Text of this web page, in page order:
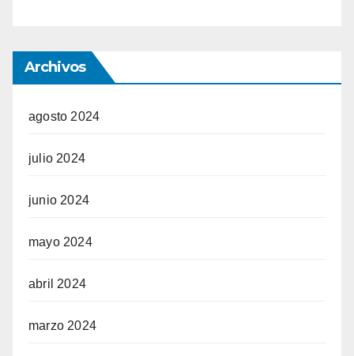
Archivos
agosto 2024
julio 2024
junio 2024
mayo 2024
abril 2024
marzo 2024